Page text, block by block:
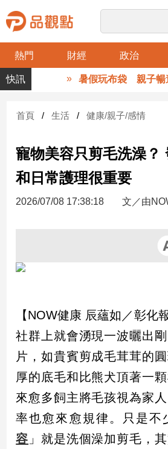
熱門 財經 政治
品
觀
財
台
財
新
股
市
地
產
品
觀
點
政
暑假玩布袋 親子暢遊
首頁 生活 健康/親子/感情
寵物美容只剪毛洗澡？
和日常護理很重要
2026/07/08 17:38:18 文／由
【NOW健康 辰蘊如／彰化
社群上就會湧現一波曬出
片，如貴賓剪成毛茸茸的
厚的底毛和比熊犬頂著一
來愈多飼主將毛孩視為家
率也愈來愈規律。只是不
容 」就是洗個澡加剪毛，